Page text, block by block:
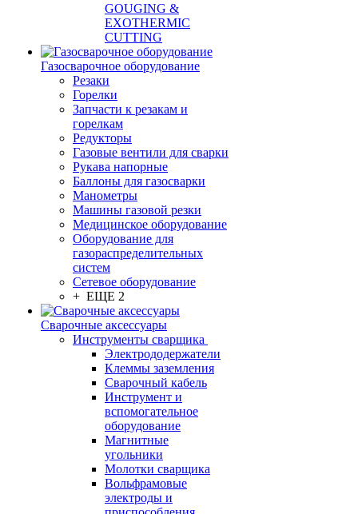
GOUGING &
EXOTHERMIC
CUTTING
Газосварочное оборудование
Резаки
Горелки
Запчасти к резакам и
горелкам
Редукторы
Газовые вентили для сварки
Рукава напорные
Баллоны для газосварки
Манометры
Машины газовой резки
Медицинское оборудование
Оборудование для
газораспределительных
систем
Сетевое оборудование
+ ЕЩЕ 2
Сварочные аксессуары
Инструменты сварщика
Электрододержатели
Клеммы заземления
Сварочный кабель
Инструмент и
вспомогательное
оборудование
Магнитные
угольники
Молотки сварщика
Вольфрамовые
электроды и